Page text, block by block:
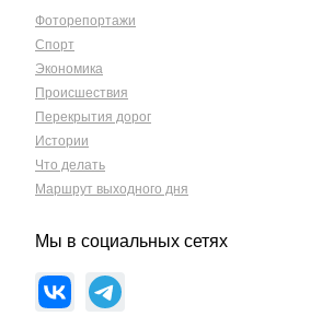
Фоторепортажи
Спорт
Экономика
Происшествия
Перекрытия дорог
Истории
Что делать
Маршрут выходного дня
Мы в социальных сетях